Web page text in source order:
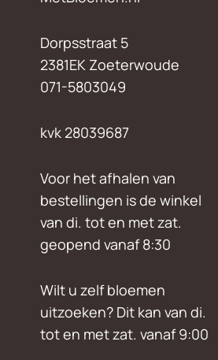
Dorpsstraat 5
2381EK Zoeterwoude
071-5803049
kvk 28039687
Voor het afhalen van
bestellingen is de winkel
van di. tot en met zat.
geopend vanaf 8:30
Wilt u zelf bloemen
uitzoeken? Dit kan van di.
tot en met zat. vanaf 9:00